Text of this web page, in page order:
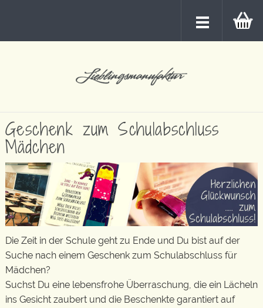
Geschenk zum Schulabschluss
Mädchen
Die Zeit in der Schule geht zu Ende und Du bist auf der
Suche nach einem Geschenk zum Schulabschluss für
Mädchen?
Suchst Du eine lebensfrohe Überraschung, die ein Lächeln
ins Gesicht zaubert und die Beschenkte garantiert auf